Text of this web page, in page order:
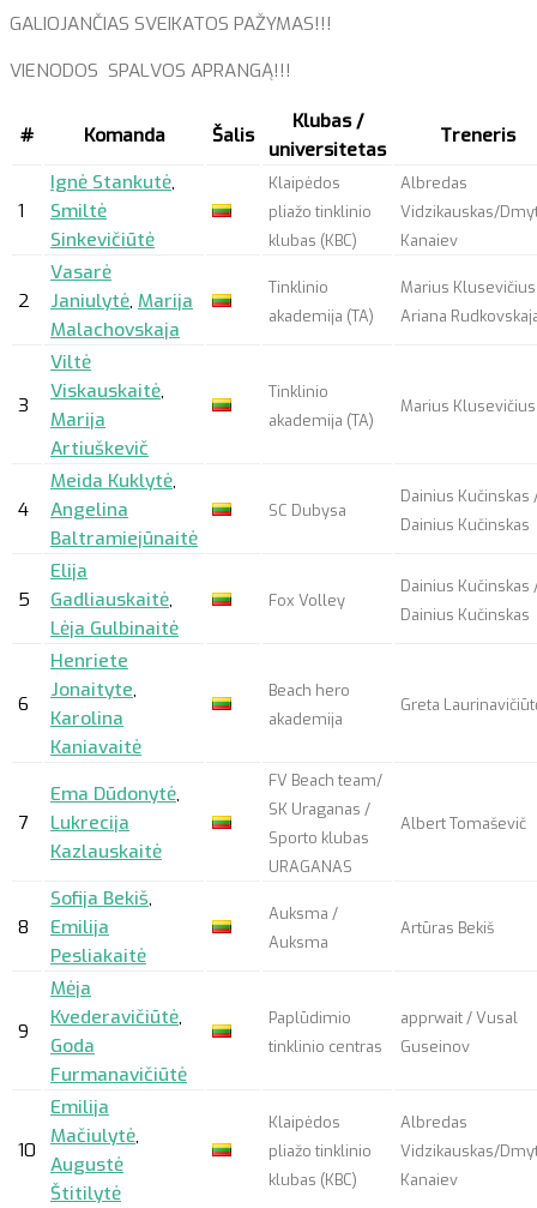
GALIOJANČIAS SVEIKATOS PAŽYMAS!!!
VIENODOS SPALVOS APRANGĄ!!!
# Komanda Šalis
Klubas /
universitetas
Treneris
1
Ignė Stankutė,
Smiltė
Sinkevičiūtė
Klaipėdos
pliažo tinklinio
klubas (KBC)
Albredas
Vidzikauskas/
Kanaiev
2
Vasarė
Janiulytė, Marija
Malachovskaja
Tinklinio
akademija (TA)
Marius
Ariana
3
Viltė
Viskauskaitė,
Marija
Artiuškevič
Tinklinio
akademija (TA)
Marius Klusevičius
4
Meida Kuklytė,
Angelina
Baltramiejūnaitė
SC Dubysa
Dainius Kučinskas
Dainius Kučinskas
5
Elija
Gadliauskaitė,
Lėja Gulbinaitė
Fox Volley
Dainius Kučinskas
Dainius Kučinskas
6
Henriete
Jonaityte,
Karolina
Kaniavaitė
Beach hero
akademija
Greta
7
Ema Dūdonytė,
Lukrecija
Kazlauskaitė
FV Beach team/
SK Uraganas /
Sporto klubas
URAGANAS
Albert Tomaševič
8
Sofija Bekiš,
Emilija
Pesliakaitė
Auksma /
Auksma
Artūras Bekiš
9
Mėja
Kvederavičiūtė,
Goda
Furmanavičiūtė
Paplūdimio
tinklinio centras
apprwait/ Vusal
Guseinov
10
Emilija
Mačiulytė,
Augustė
Štitilytė
Klaipėdos
pliažo tinklinio
klubas (KBC)
Albredas
Vidzikauskas/
Kanaiev